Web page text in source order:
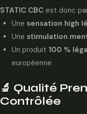
STATIC CBC est donc
Une sensation high
Une stimulation
Un produit 100 %
européenne
🔬 Qualité
Contrôlée